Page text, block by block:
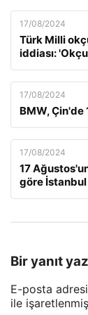
17/08/2024
Türk Milli
iddiası:
17/08/2024
BMW, Çin'de
17/08/2024
17
göre
Bir yanıt
E-posta
ile